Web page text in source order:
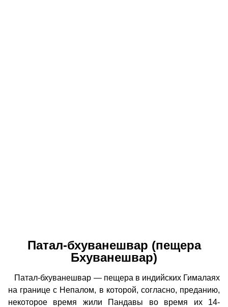
Патал-бхуванешвар (пещера
Бхуванешвар)
Патал-бхуванешвар — пещера в индийских Гималаях
на границе с Непалом, в которой, согласно, преданию,
некоторое время жили Пандавы во время их 14-